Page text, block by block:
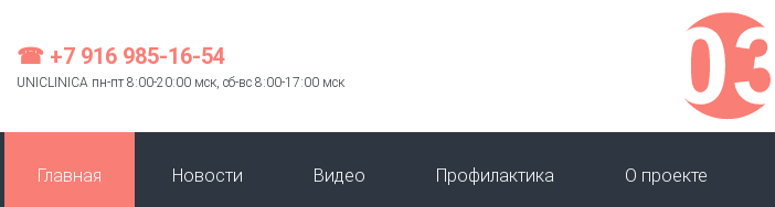
☎ +7 916 985-16-54
UNICLINICA пн-пт 8:00-20:00 мск, сб-вс 8:00-17:00 мск
Главная Новости Видео Профилактика О проекте